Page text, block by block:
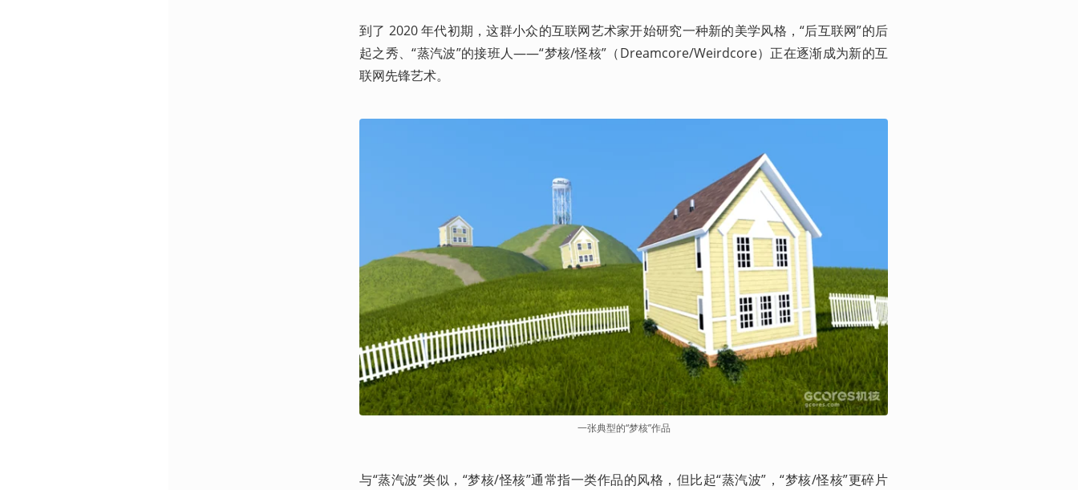
到了 2020 年代初期，这群小众的互联网艺术家开始研究一种新的美学风格，“后互联网”的后
起之秀、“蒸汽波”的接班人——“梦核/怪核”（Dreamcore/Weirdcore）正在逐渐成为新的互
联网先锋艺术。
一张典型的“梦核”作品
与“蒸汽波”类似，“梦核/怪核”通常指一类作品的风格，但比起“蒸汽波”，“梦核/怪核”更碎片